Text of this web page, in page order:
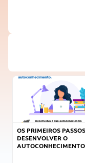
OS PRIMEIROS
DESENVOLVER O
AUTOCONHECIMENTO